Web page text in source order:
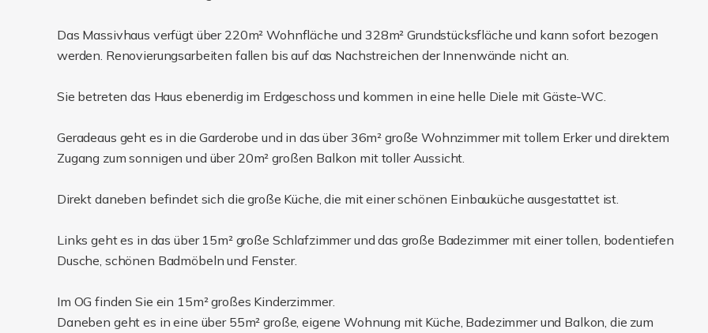
Das Massivhaus verfügt über 220m² Wohnfläche und 328m² Grundstücksfläche und kann sofort bezogen
werden. Renovierungsarbeiten fallen bis auf das Nachstreichen der Innenwände nicht an.
Sie betreten das Haus ebenerdig im Erdgeschoss und kommen in eine helle Diele mit Gäste-WC.
Geradeaus geht es in die Garderobe und in das über 36m² große Wohnzimmer mit tollem Erker und direktem
Zugang zum sonnigen und über 20m² großen Balkon mit toller Aussicht.
Direkt daneben befindet sich die große Küche, die mit einer schönen Einbauküche ausgestattet ist.
Links geht es in das über 15m² große Schlafzimmer und das große Badezimmer mit einer tollen, bodentiefen
Dusche, schönen Badmöbeln und Fenster.
Im OG finden Sie ein 15m² großes Kinderzimmer.
Daneben geht es in eine über 55m² große, eigene Wohnung mit Küche, Badezimmer und Balkon, die zum